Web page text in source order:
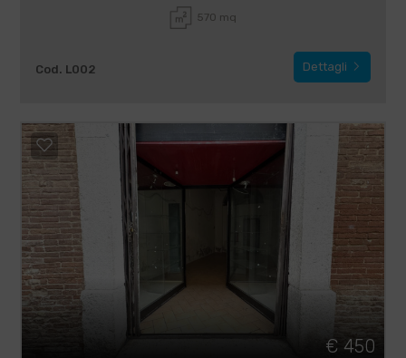
570 mq
Cod. L002 Dettagli
€ 450